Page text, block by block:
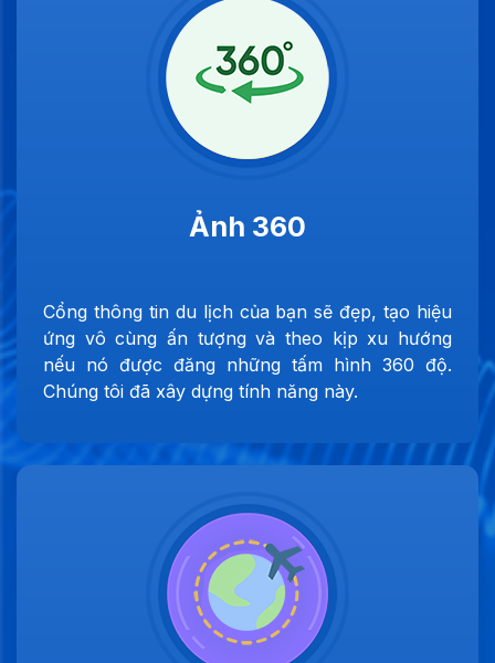
Ảnh 360
Cổng thông tin du lịch của bạn sẽ đẹp, tạo hiệu
ứng vô cùng ấn tượng và theo kịp xu hướng
nếu nó được đăng những tấm hình 360 độ.
Chúng tôi đã xây dựng tính năng này.